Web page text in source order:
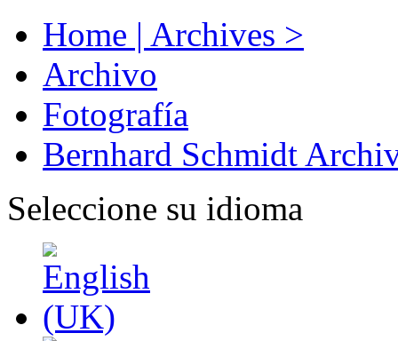
Home | Archives >
Archivo
Fotografía
Bernhard Schmidt
Seleccione su idioma